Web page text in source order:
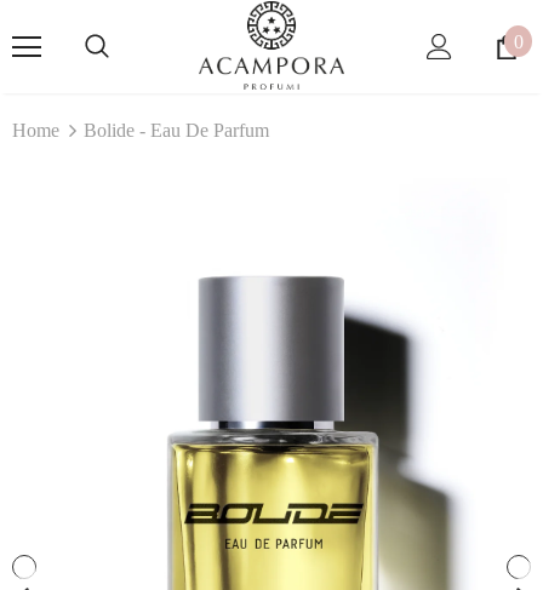
0
Home Bolide - Eau De Parfum